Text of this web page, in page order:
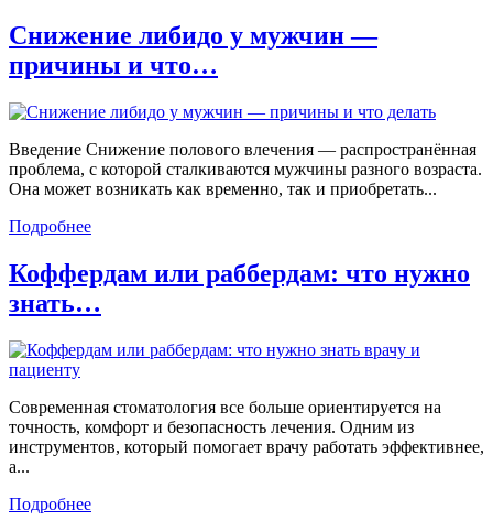
Снижение либидо у мужчин —
причины и что…
Введение Снижение полового влечения — распространённая
проблема, с которой сталкиваются мужчины разного возраста.
Она может возникать как временно, так и приобретать...
Подробнее
Коффердам или раббердам: что нужно
знать…
Современная стоматология все больше ориентируется на
точность, комфорт и безопасность лечения. Одним из
инструментов, который помогает врачу работать эффективнее,
а...
Подробнее